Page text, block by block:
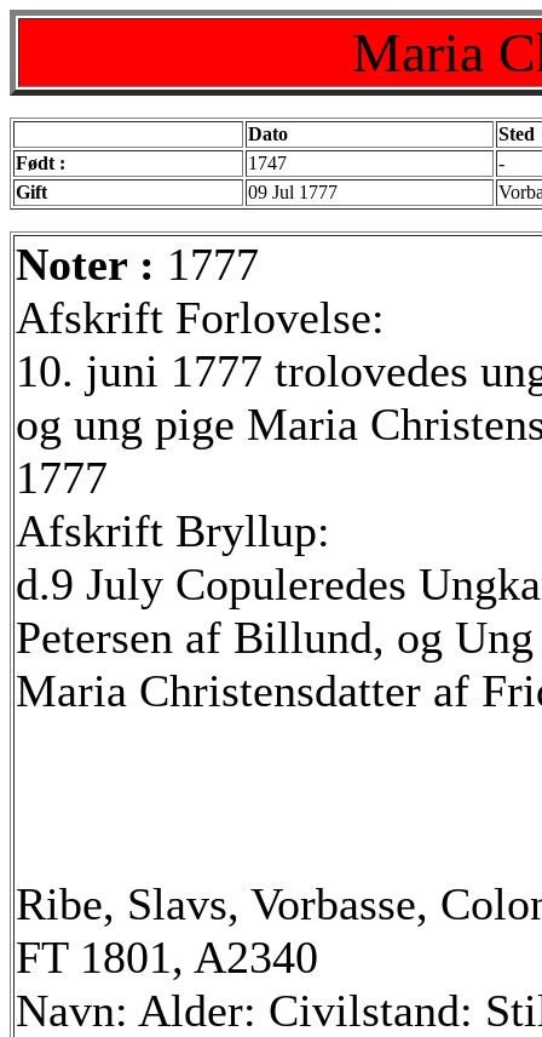
Maria
Dato
Sted
Født :
1747
-
Gift
09 Jul 1777
Noter : 1777
Afskrift Forlovelse:
10. juni 1777 trolovedes
og ung pige Maria
1777
Afskrift Bryllup:
d.9 July Copuleredes
Petersen af Billund, og
Maria Christensdatter af
Ribe, Slavs, Vorbasse,
FT 1801, A2340
Navn: Alder: Civilstand: